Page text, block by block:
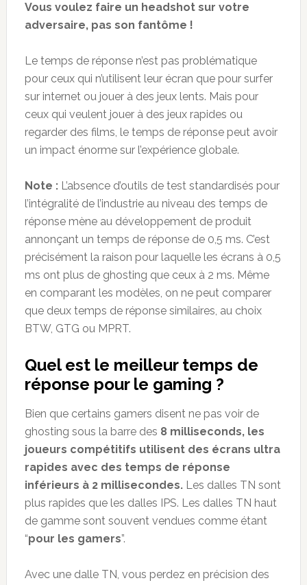
Vous voulez faire un headshot sur votre
adversaire, pas son fantôme !
Le temps de réponse n’est pas problématique
pour ceux qui n’utilisent leur écran que pour surfer
sur internet ou jouer à des jeux lents. Mais pour
ceux qui veulent jouer à des jeux rapides ou
regarder des films, le temps de réponse peut avoir
un impact énorme sur l’expérience globale.
Note :L’absence d’outils de test standardisés pour
l’intégralité de l’industrie au niveau des temps de
réponse mène au développement de produit
annonçant un temps de réponse de 0,5 ms. C’est
précisément la raison pour laquelle les écrans à 0,5
ms ont plus de ghosting que ceux à 2 ms. Même
en comparant les modèles, on ne peut comparer
que deux temps de réponse similaires, au choix
BTW, GTG ou MPRT.
Quel est le meilleur temps de
réponse pour le gaming ?
Bien que certains gamers disent ne pas voir de
ghosting sous la barre des 8 milliseconds, les
joueurs compétitifs utilisent des écrans ultra
rapides avec des temps de réponse
inférieurs à 2 millisecondes. Les dalles TN sont
plus rapides que les dalles IPS. Les dalles TN haut
de gamme sont souvent vendues comme étant
“pour les gamers”.
Avec une dalle TN, vous perdez en précision des